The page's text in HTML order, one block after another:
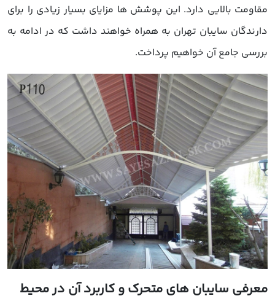
مقاومت بالایی دارد. این پوشش ها مزایای بسیار زیادی را برای
دارندگان سایبان تهران به همراه خواهند داشت که در ادامه به
بررسی جامع آن خواهیم پرداخت.
معرفی سایبان های متحرک و کاربرد آن در محیط